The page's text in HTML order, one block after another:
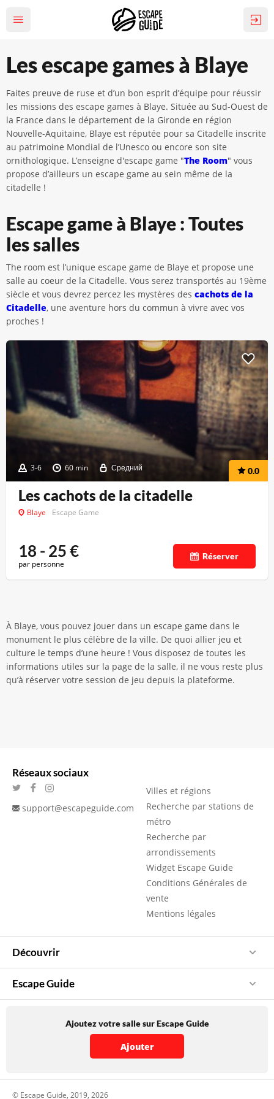
Les escape games à Blaye
Faites preuve de ruse et d’un bon esprit d’équipe pour réussir
les missions des escape games à Blaye. Située au Sud-Ouest de
la France dans le département de la Gironde en région
Nouvelle-Aquitaine, Blaye est réputée pour sa Citadelle inscrite
au patrimoine Mondial de l’Unesco ou encore son site
ornithologique. L’enseigne d'escape game "The Room" vous
propose d’ailleurs un escape game au sein même de la
citadelle !
Escape game à Blaye : Toutes
les salles
The room est l’unique escape game de Blaye et propose une
salle au coeur de la Citadelle. Vous serez transportés au 19ème
siècle et vous devrez percez les mystères des cachots de la
Citadelle, une aventure hors du commun à vivre avec vos
proches !
3-6 60 min Средний 0.0
Les cachots de la citadelle
Blaye Escape Game
18 - 25€
par personne
Réserver
À Blaye, vous pouvez jouer dans un escape game dans le
monument le plus célèbre de la ville. De quoi allier jeu et
culture le temps d’une heure ! Vous disposez de toutes les
informations utiles sur la page de la salle, il ne vous reste plus
qu’à réserver votre session de jeu depuis la plateforme.
Réseaux sociaux
support@escapeguide.com
Villes et régions
Recherche par stations de
métro
Recherche par
arrondissements
Widget Escape Guide
Conditions Générales de
vente
Mentions légales
Découvrir
Escape Guide
Ajoutez votre salle sur Escape Guide
Ajouter
© Escape Guide, 2019, 2026